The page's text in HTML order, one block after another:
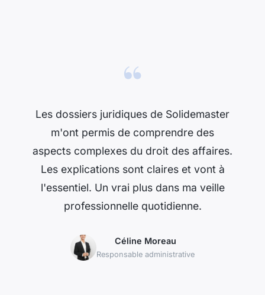
“
Les dossiers juridiques de Solidemaster
m'ont permis de comprendre des
aspects complexes du droit des affaires.
Les explications sont claires et vont à
l'essentiel. Un vrai plus dans ma veille
professionnelle quotidienne.
Céline Moreau
Responsable administrative